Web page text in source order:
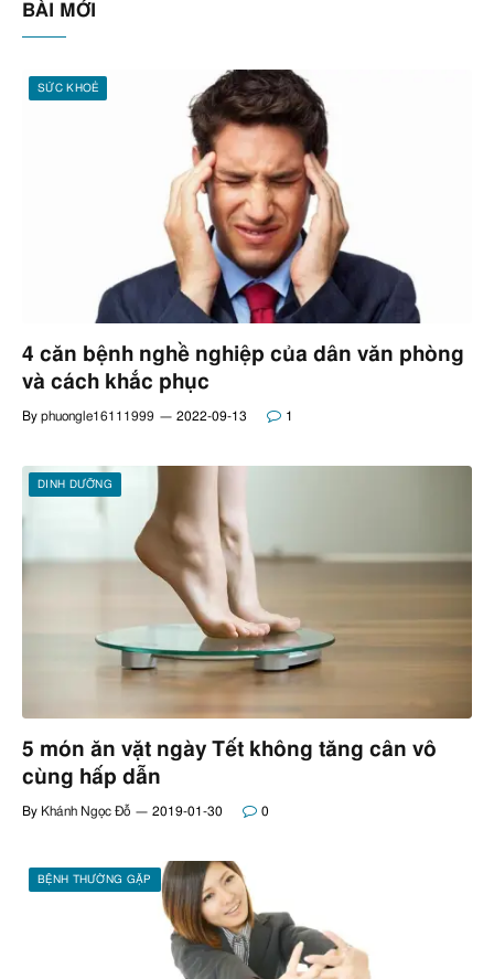
BÀI MỚI
SỨC KHOẺ
4 căn bệnh nghề nghiệp của dân văn phòng
và cách khắc phục
By phuongle16111999 2022-09-13 1
DINH DƯỠNG
5 món ăn vặt ngày Tết không tăng cân vô
cùng hấp dẫn
By Khánh Ngọc Đỗ 2019-01-30 0
BỆNH THƯỜNG GẶP